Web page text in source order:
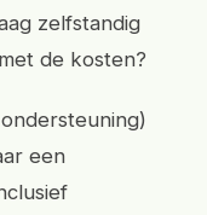
zelfstandig
de kosten?
een